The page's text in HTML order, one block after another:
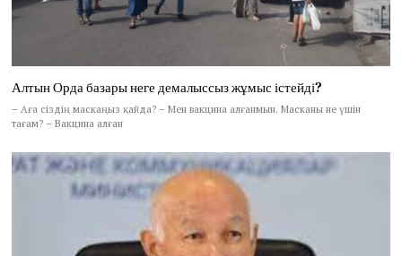
Алтын Орда базары неге демалыссыз жұмыс істейді?
– Аға сіздің маскаңыз қайда? – Мен вакцина алғанмын. Масканы не үшін
тағам? – Вакцина алған